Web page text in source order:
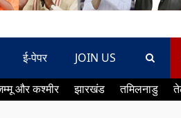
ई-पेपर JOIN US
और कश्मीर झारखंड तमिलनाडु